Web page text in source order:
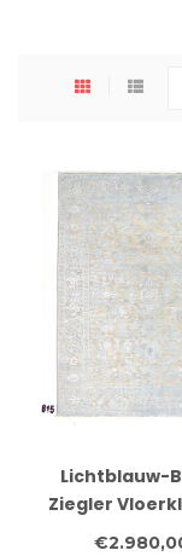
Lichtblauw-
Ziegler
Klassiek